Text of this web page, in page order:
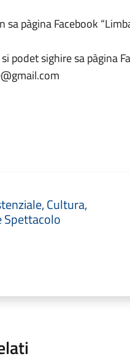
sa pàgina Facebook
podet sighire sa pàgina
Cultura,
Spettacolo